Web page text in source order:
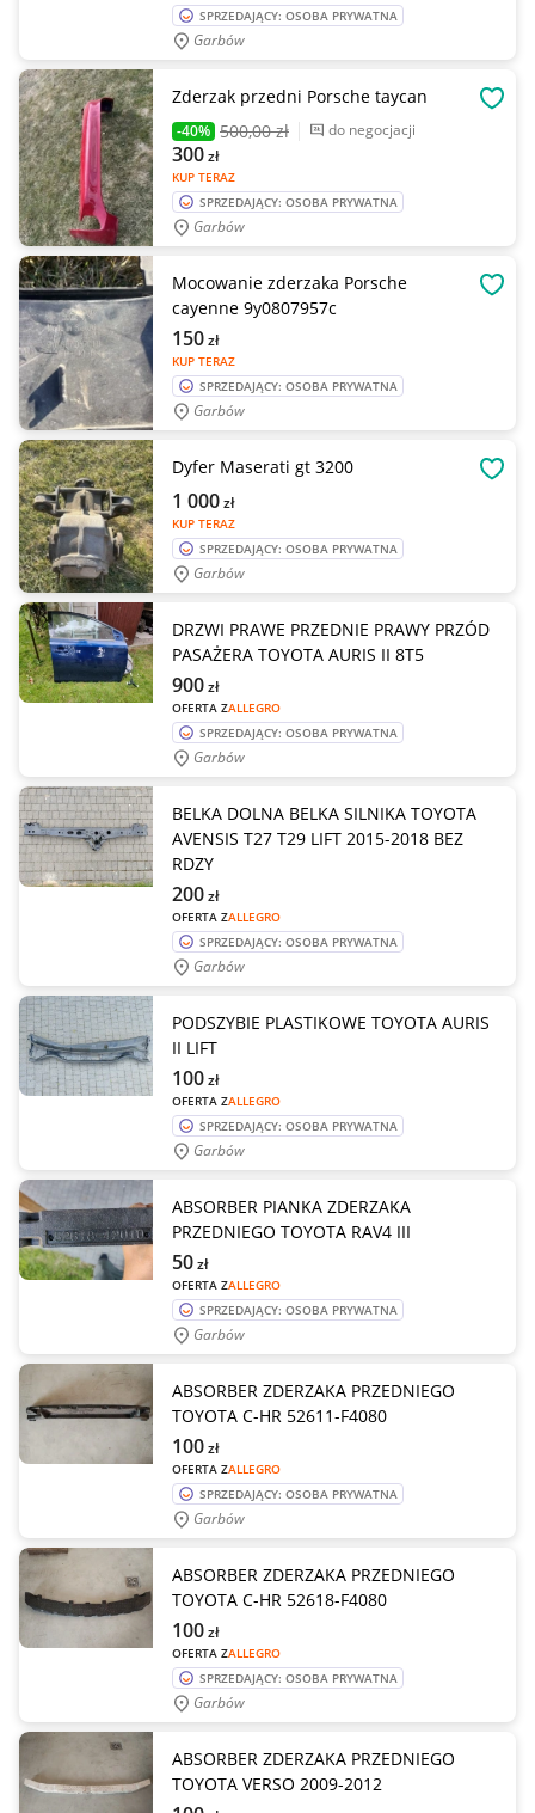
SPRZEDAJĄCY: OSOBA PRYWATNA
Garbów
Zderzak przedni Porsche taycan
-40% 500,00 zł do negocjacji
KUP TERAZ
300zł
SPRZEDAJĄCY: OSOBA PRYWATNA
Garbów
Mocowanie zderzaka Porsche
cayenne 9y0807957c
KUP TERAZ
150zł
SPRZEDAJĄCY: OSOBA PRYWATNA
Garbów
Dyfer Maserati gt 3200
KUP TERAZ
1 000zł
SPRZEDAJĄCY: OSOBA PRYWATNA
Garbów
DRZWI PRAWE PRZEDNIE PRAWY PRZÓD
PASAŻERA TOYOTA AURIS II 8T5
OFERTA ZALLEGRO
900zł
SPRZEDAJĄCY: OSOBA PRYWATNA
Garbów
BELKA DOLNA BELKA SILNIKA TOYOTA
AVENSIS T27 T29 LIFT 2015-2018 BEZ
RDZY
OFERTA ZALLEGRO
200zł
SPRZEDAJĄCY: OSOBA PRYWATNA
Garbów
PODSZYBIE PLASTIKOWE TOYOTA AURIS
II LIFT
OFERTA ZALLEGRO
100zł
SPRZEDAJĄCY: OSOBA PRYWATNA
Garbów
ABSORBER PIANKA ZDERZAKA
PRZEDNIEGO TOYOTA RAV4 III
OFERTA ZALLEGRO
50zł
SPRZEDAJĄCY: OSOBA PRYWATNA
Garbów
ABSORBER ZDERZAKA PRZEDNIEGO
TOYOTA C-HR 52611-F4080
OFERTA ZALLEGRO
100zł
SPRZEDAJĄCY: OSOBA PRYWATNA
Garbów
ABSORBER ZDERZAKA PRZEDNIEGO
TOYOTA C-HR 52618-F4080
OFERTA ZALLEGRO
100zł
SPRZEDAJĄCY: OSOBA PRYWATNA
Garbów
ABSORBER ZDERZAKA PRZEDNIEGO
TOYOTA VERSO 2009-2012